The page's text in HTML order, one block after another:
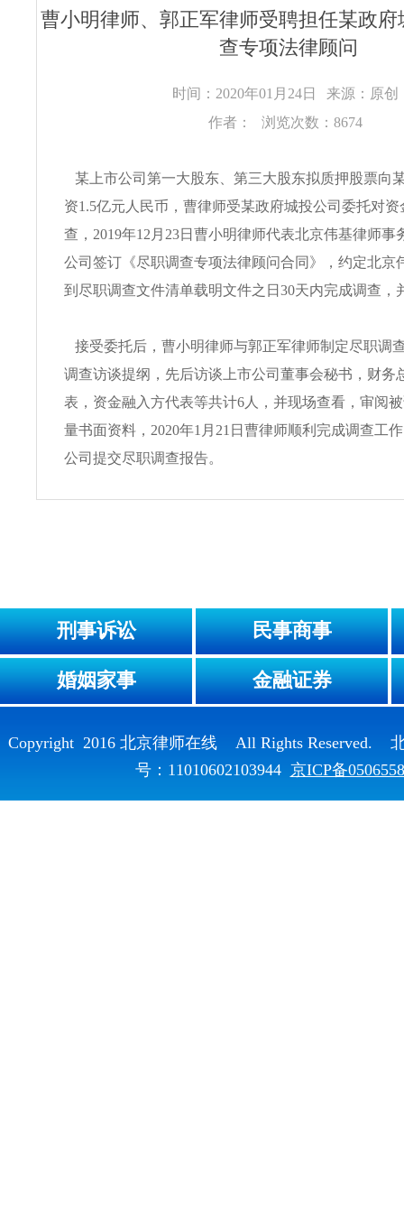
曹小明律师、郭正军律师受聘担任某政
查专项法律顾问
时间：2020年01月24日
来源：原
作者：
浏览次数：8674
某上市公司第一大股东、第三大股东拟质押股票向
资1.5亿元人民币，曹律师受某政府城投公司委托对
查，2019年12月23日曹小明律师代表北京伟基律师事
公司签订《尽职调查专项法律顾问合同》，约定北京
到尽职调查文件清单载明文件之日30天内完成调查，
接受委托后，曹小明律师与郭正军律师制定尽职调
调查访谈提纲，先后访谈上市公司董事会秘书，财务
表，资金融入方代表等共计6人，并现场查看，审阅
量书面资料，2020年1月21日曹律师顺利完成调查工
公司提交尽职调查报告。
刑事诉讼 民事商事
婚姻家事 金融证券
Copyright 2016 北京律师在线 All Rights Reserved.
号：11010602103944 京ICP备